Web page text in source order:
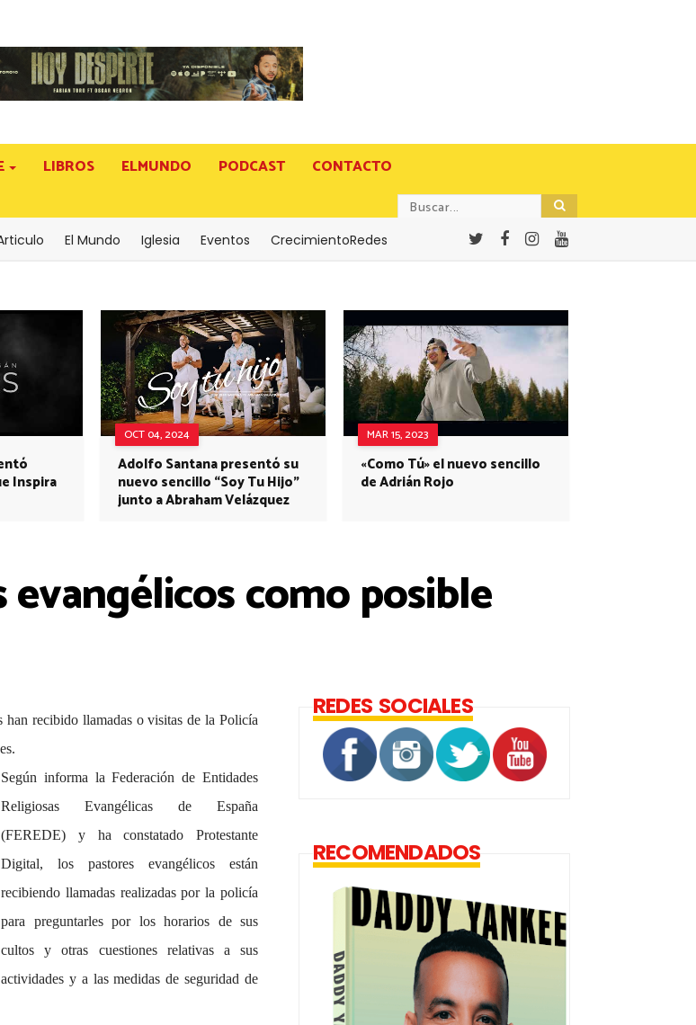
LIBROS ELMUNDO PODCAST CONTACTO
El Mundo Iglesia Eventos CrecimientoRedes
Inspira
OCT 04, 2024
Adolfo Santana presentó su
nuevo sencillo “Soy Tu Hijo”
junto a Abraham Velázquez
MAR 15, 2023
«Como Tú» el nuevo sencillo
de Adrián Rojo
como posible
han recibido llamadas o visitas de la Policía
Según informa la Federación de Entidades
Religiosas Evangélicas de España
(FEREDE) y ha constatado Protestante
Digital, los pastores evangélicos están
recibiendo llamadas realizadas por la policía
para preguntarles por los horarios de sus
cultos y otras cuestiones relativas a sus
actividades y a las medidas de seguridad de
REDES SOCIALES
RECOMENDADOS